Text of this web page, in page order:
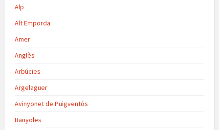
Alp
Alt Emporda
Amer
Anglès
Arbúcies
Argelaguer
Avinyonet de Puigventós
Banyoles